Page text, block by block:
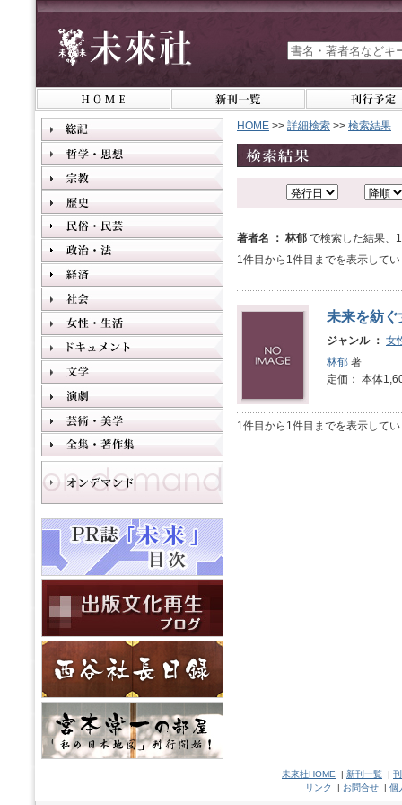
HOME >> 詳細検索 >> 検索結果
著者名 ： 林郁 で検索した結果、
1件目から1件目までを表示して
未来を紡ぐ
ジャンル ： 女
林郁 著
定価： 本体
1件目から1件目までを表示して
未來社HOME | 新刊一覧 |
リンク
| お問合せ | 個